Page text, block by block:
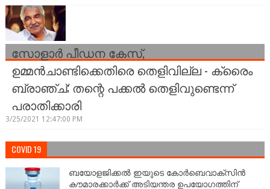
സോളാർ പീഡന കേസ്,
ഉമ്മൻചാണ്ടിക്കെതിരെ തെളിവില്ല - ക്രൈം
ബ്രാഞ്ച്; തന്റെ പക്കൽ തെളിവുണ്ടെന്ന്
പരാതിക്കാരി
3/25/2021 12:47:00 PM
COVID 19
ബയോളജിക്കല്‍ ഇയുടെ കോര്‍ബെവാക്സിൻ
കൗമാരക്കാർക്ക് അടിയന്തര ഉപയോഗത്തിന്